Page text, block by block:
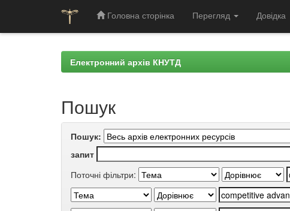
Головна сторінка Перегляд Довідка
Електронний архів КНУТД
Пошук
Пошук:
запит
Поточні фільтри: